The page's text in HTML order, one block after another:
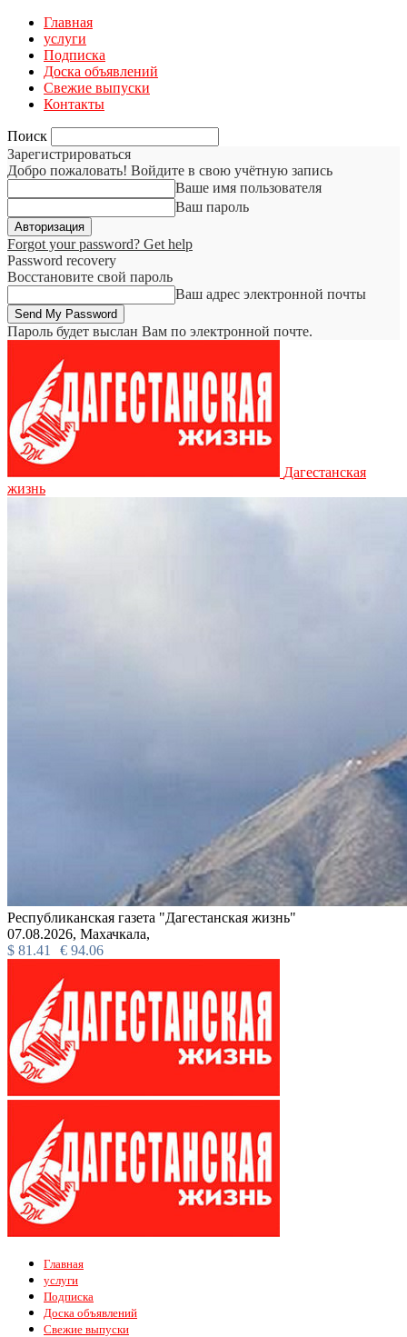
Главная
услуги
Подписка
Доска объявлений
Свежие выпуски
Контакты
Поиск
Зарегистрироваться
Добро пожаловать! Войдите в свою учётную запись
Ваше имя пользователя
Ваш пароль
Forgot your password? Get help
Password recovery
Восстановите свой пароль
Ваш адрес электронной почты
Пароль будет выслан Вам по электронной почте.
Дагестанская
жизнь
Республиканская газета "Дагестанская жизнь"
07.08.2026, Махачкала,
$ 81.41 € 94.06
Главная
услуги
Подписка
Доска объявлений
Свежие выпуски